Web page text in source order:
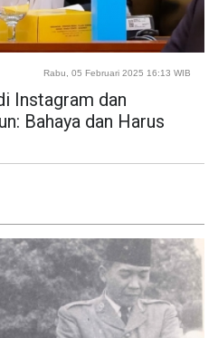
Rabu, 05 Februari 2025 16:13 WIB
Instagram dan
Bahaya dan Harus